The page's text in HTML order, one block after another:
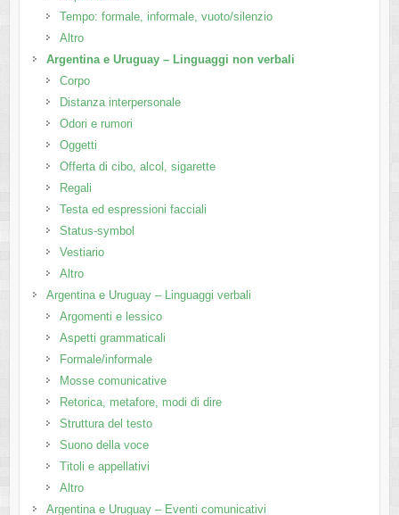
Tempo: formale, informale, vuoto/silenzio
Altro
Argentina e Uruguay – Linguaggi non verbali
Corpo
Distanza interpersonale
Odori e rumori
Oggetti
Offerta di cibo, alcol, sigarette
Regali
Testa ed espressioni facciali
Status-symbol
Vestiario
Altro
Argentina e Uruguay – Linguaggi verbali
Argomenti e lessico
Aspetti grammaticali
Formale/informale
Mosse comunicative
Retorica, metafore, modi di dire
Struttura del testo
Suono della voce
Titoli e appellativi
Altro
Argentina e Uruguay – Eventi comunicativi